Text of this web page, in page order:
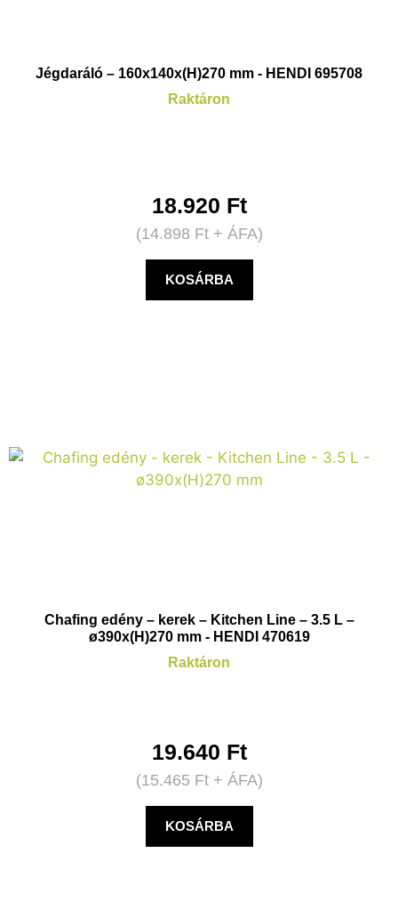
Jégdaráló – 160x140x(H)270 mm - HENDI 695708
Raktáron
18.920 Ft
(14.898 Ft+ ÁFA)
KOSÁRBA
Chafing edény – kerek – Kitchen Line – 3.5 L –
ø390x(H)270 mm - HENDI 470619
Raktáron
19.640 Ft
(15.465 Ft+ ÁFA)
KOSÁRBA